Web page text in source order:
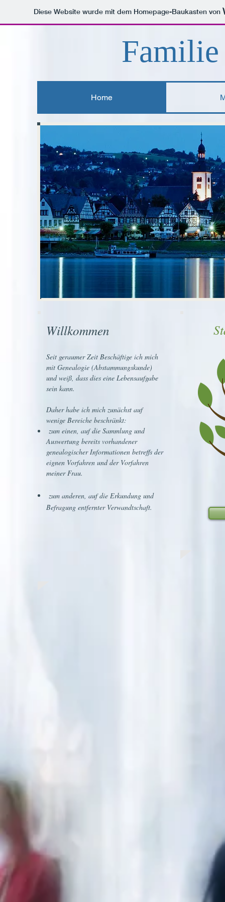
Diese Website wurde mit dem Homepage-Baukasten von
Familie
Home
Willkommen
Seit geraumer Zeit Beschäftige ich mich
mit Genealogie (Abstammungskunde)
und weiß, dass dies eine Lebensaufgabe
sein kann.
Daher habe ich mich zunächst auf
wenige Bereiche beschränkt:
zum einen, auf die Sammlung und
Auswertung bereits vorhandener
genealogischer Informationen betreffs der
eignen Vorfahren und der Vorfahren
meiner Frau.
zum anderen, auf die Erkundung und
Befragung entfernter Verwandtschaft.